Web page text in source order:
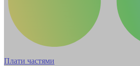
Плати частями